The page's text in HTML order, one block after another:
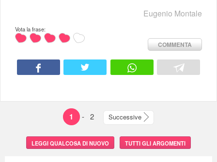
Eugenio Montale
Vota la frase:
COMMENTA
1 - 2 Successive
LEGGI QUALCOSA DI NUOVO TUTTI GLI ARGOMENTI